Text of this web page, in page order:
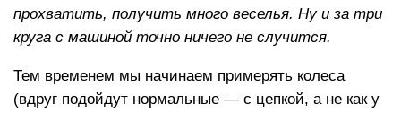
прохватить, получить много веселья. Ну и за три
круга с машиной точно ничего не случится.
Тем временем мы начинаем примерять колеса
(вдруг подойдут нормальные — с цепкой, а не как у